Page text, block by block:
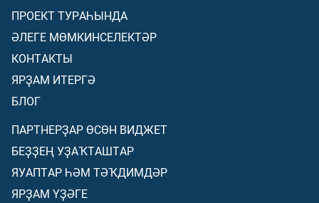
ПРОЕКТ ТУРАҺЫНДА
ӘЛЕГЕ МӨМКИНСЕЛЕКТӘР
КОНТАКТЫ
ЯРҘАМ ИТЕРГӘ
БЛОГ
ПАРТНЕРҘАР ӨСӨН ВИДЖЕТ
БЕҘҘЕҢ УҘАҠТАШТАР
ЯУАПТАР ҺӘМ ТӘҠДИМДӘР
ЯРҘАМ ҮҘӘГЕ